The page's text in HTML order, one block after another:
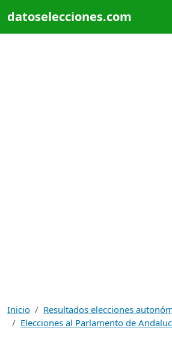
datoselecciones.com
Inicio
Resultados elecciones
Elecciones al Parlamento de